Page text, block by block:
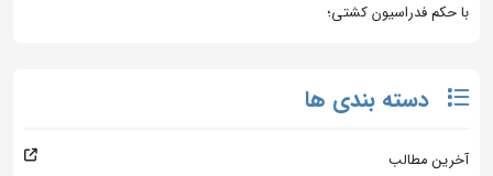
با حکم فدراسیون کشتی؛
دسته بندی ها
آخرین مطالب